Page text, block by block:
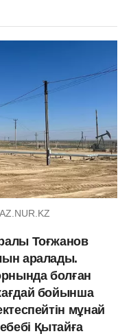
Тоғжанов
аралады.
болған
бойынша
мұнай
Қытайға